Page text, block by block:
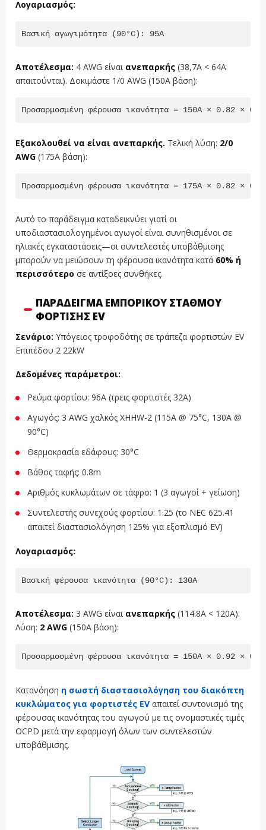
Λογαριασμός:
Αποτέλεσμα: 4 AWG είναι ανεπαρκής (38,7A < 64A
απαιτούνται). Δοκιμάστε 1/0 AWG (150A βάση):
Προσαρμοσμένη φέρουσα ικανότητα = 150A × 0.82 ×
Εξακολουθεί να είναι ανεπαρκής. Τελική λύση: 2/0
AWG (175A βάση):
Προσαρμοσμένη φέρουσα ικανότητα = 175A × 0.82 ×
Αυτό το παράδειγμα καταδεικνύει γιατί οι
υποδιαστασιολογημένοι αγωγοί είναι συνηθισμένοι σε
ηλιακές εγκαταστάσεις—οι συντελεστές υποβάθμισης
μπορούν να μειώσουν τη φέρουσα ικανότητα κατά 60% ή
περισσότερο σε αντίξοες συνθήκες.
ΠΑΡΆΔΕΙΓΜΑ ΕΜΠΟΡΙΚΟΎ ΣΤΑΘΜΟΎ
ΦΌΡΤΙΣΗΣ EV
Σενάριο: Υπόγειος τροφοδότης σε τράπεζα φορτιστών EV
Επιπέδου 2 22kW
Δεδομένες παράμετροι:
Ρεύμα φορτίου: 96A (τρεις φορτιστές 32A)
Αγωγός: 3 AWG χαλκός XHHW-2 (115A @ 75°C, 130A @
90°C)
Θερμοκρασία εδάφους: 30°C
Βάθος ταφής: 0.8m
Αριθμός κυκλωμάτων σε τάφρο: 1 (3 αγωγοί + γείωση)
Συντελεστής συνεχούς φορτίου: 1.25 (το NEC 625.41
απαιτεί διαστασιολόγηση 125% για εξοπλισμό EV)
Λογαριασμός:
Αποτέλεσμα: 3 AWG είναι ανεπαρκής (114.8A < 120A).
Λύση: 2 AWG (150A βάση):
Προσαρμοσμένη φέρουσα ικανότητα = 150A × 0.92 ×
Κατανόηση η σωστή διαστασιολόγηση του διακόπτη
κυκλώματος για φορτιστές EV απαιτεί συντονισμό της
φέρουσας ικανότητας του αγωγού με τις ονομαστικές τιμές
OCPD μετά την εφαρμογή όλων των συντελεστών
υποβάθμισης.